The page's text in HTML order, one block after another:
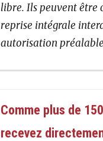
libre. Ils peuvent être
reprise intégrale
autorisation
Comme plus de
recevez